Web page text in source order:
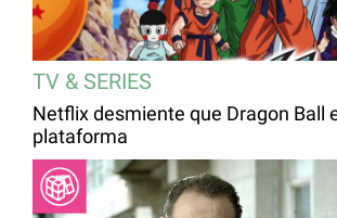
TV & SERIES
Netflix desmiente que Dragon Ball
plataforma